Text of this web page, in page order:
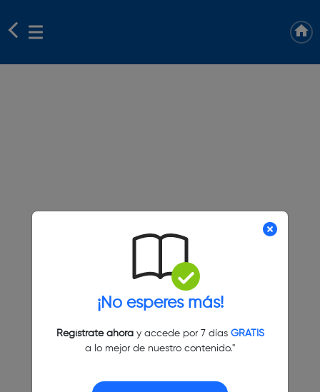
¡No esperes más!
Regístrate ahoray accede por 7 días GRATIS
a lo mejor de nuestro contenido."